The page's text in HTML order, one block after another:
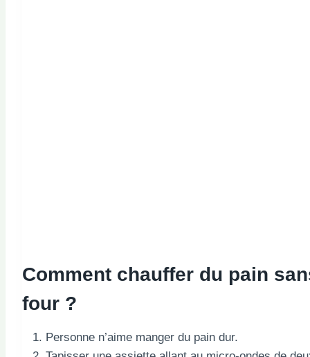
Comment chauffer du pain
four ?
Personne n’aime manger du pain dur.